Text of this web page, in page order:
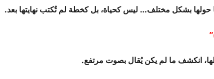
بشكل مختلف… ليس كحياة، بل كخطة لم تُكتب نهايتها بعد.
انكشف ما لم يكن يُقال بصوت مرتفع.